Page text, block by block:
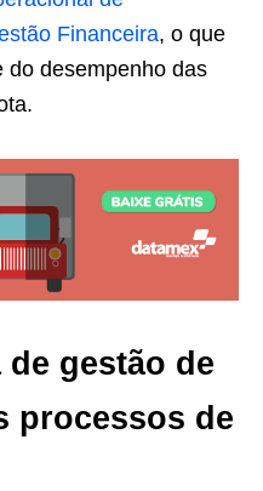
Financeira, o que
do desempenho das
gestão de
processos de